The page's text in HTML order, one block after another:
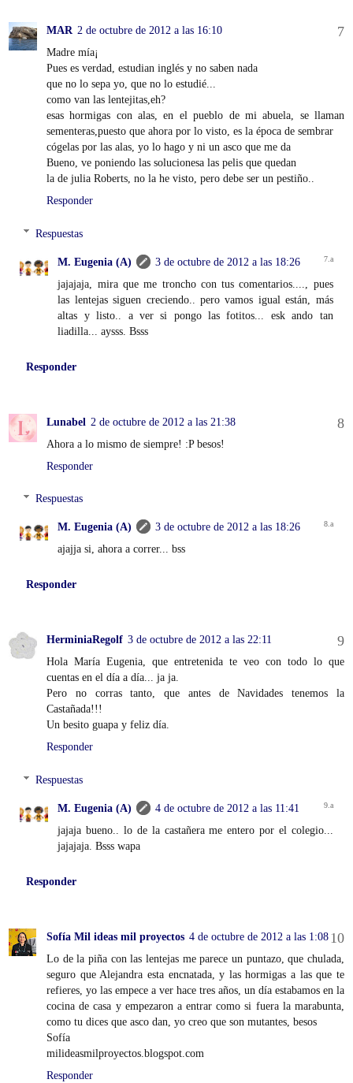
MAR 2 de octubre de 2012 a las 16:10
Madre mía¡
Pues es verdad, estudian inglés y no saben nada
que no lo sepa yo, que no lo estudié...
como van las lentejitas,eh?
esas hormigas con alas, en el pueblo de mi abuela, se llaman
sementeras,puesto que ahora por lo visto, es la época de sembrar
cógelas por las alas, yo lo hago y ni un asco que me da
Bueno, ve poniendo las solucionesa las pelis que quedan
la de julia Roberts, no la he visto, pero debe ser un pestiño..
Responder
Respuestas
M. Eugenia (A)
3 de octubre de 2012 a las 18:26
jajajaja, mira que me troncho con tus comentarios...., pues
las lentejas siguen creciendo.. pero vamos igual están, más
altas y listo.. a ver si pongo las fotitos... esk ando tan
liadilla... aysss. Bsss
Responder
Lunabel 2 de octubre de 2012 a las 21:38
Ahora a lo mismo de siempre! :P besos!
Responder
Respuestas
M. Eugenia (A)
3 de octubre de 2012 a las 18:26
ajajja si, ahora a correr... bss
Responder
HerminiaRegolf 3 de octubre de 2012 a las 22:11
Hola María Eugenia, que entretenida te veo con todo lo que
cuentas en el día a día... ja ja.
Pero no corras tanto, que antes de Navidades tenemos la
Castañada!!!
Un besito guapa y feliz día.
Responder
Respuestas
M. Eugenia (A)
4 de octubre de 2012 a las 11:41
jajaja bueno.. lo de la castañera me entero por el colegio...
jajajaja. Bsss wapa
Responder
Sofía Mil ideas mil proyectos 4 de octubre de 2012 a las 1:08
Lo de la piña con las lentejas me parece un puntazo, que chulada,
seguro que Alejandra esta encnatada, y las hormigas a las que te
refieres, yo las empece a ver hace tres años, un día estabamos en la
cocina de casa y empezaron a entrar como si fuera la marabunta,
como tu dices que asco dan, yo creo que son mutantes, besos
Sofía
milideasmilproyectos.blogspot.com
Responder